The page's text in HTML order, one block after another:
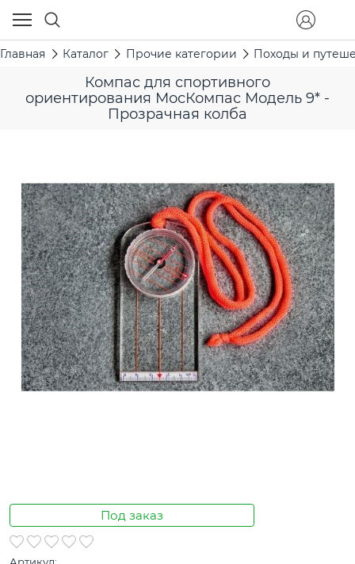
Главная Каталог Прочие категории Походы и
Компас для спортивного
ориентирования МосКомпас Модель 9* -
Прозрачная колба
Под заказ